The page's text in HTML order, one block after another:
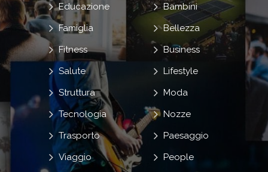
Bambini
Bellezza
Business
Educazione
Famiglia
Fitness
Lifestyle
Moda
Nozze
Paesaggio
People
Salute
Struttura
Tecnologia
Trasporto
Viaggio